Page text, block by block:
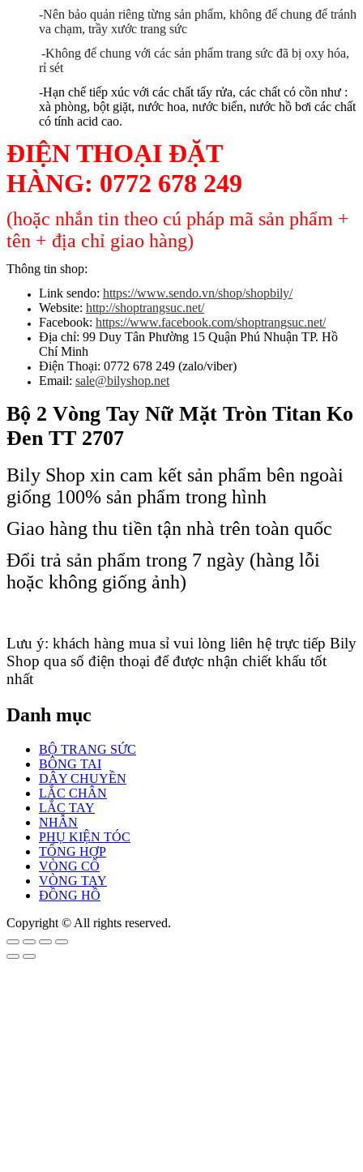
-Nên bảo quản riêng từng sản phẩm, không để chung để tránh
va chạm, trầy xước trang sức
-Không để chung với các sản phẩm trang sức đã bị oxy hóa,
rỉ sét
-Hạn chế tiếp xúc với các chất tẩy rửa, các chất có cồn như :
xà phòng, bột giặt, nước hoa, nước biển, nước hồ bơi các chất
có tính acid cao.
ĐIỆN THOẠI ĐẶT
HÀNG: 0772 678 249
(hoặc nhắn tin theo cú pháp mã sản phẩm +
tên + địa chỉ giao hàng)
Thông tin shop:
Link sendo: https://www.sendo.vn/shop/shopbily/
Website: http://shoptrangsuc.net/
Facebook: https://www.facebook.com/shoptrangsuc.net/
Địa chỉ: 99 Duy Tân Phường 15 Quận Phú Nhuận TP. Hồ
Chí Minh
Điện Thoại: 0772 678 249 (zalo/viber)
Email: sale@bilyshop.net
Bộ 2 Vòng Tay Nữ Mặt Tròn Titan Ko
Đen TT 2707
Bily Shop xin cam kết sản phẩm bên ngoài
giống 100% sản phẩm trong hình
Giao hàng thu tiền tận nhà trên toàn quốc
Đổi trả sản phẩm trong 7 ngày (hàng lỗi
hoặc không giống ảnh)
Lưu ý: khách hàng mua sỉ vui lòng liên hệ trực tiếp Bily
Shop qua số điện thoại để được nhận chiết khấu tốt
nhất
Danh mục
BỘ TRANG SỨC
BÔNG TAI
DÂY CHUYỀN
LẮC CHÂN
LẮC TAY
NHẪN
PHỤ KIỆN TÓC
TỔNG HỢP
VÒNG CỔ
VÒNG TAY
ĐỒNG HỒ
Copyright © All rights reserved.